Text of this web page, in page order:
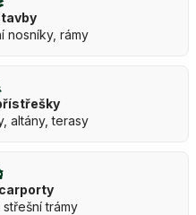
nosníky, rámy
altány, terasy
trámy